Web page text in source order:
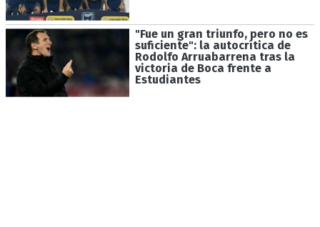
"Fue un gran triunfo, pero no es
suficiente": la autocrítica de
Rodolfo Arruabarrena tras la
victoria de Boca frente a
Estudiantes